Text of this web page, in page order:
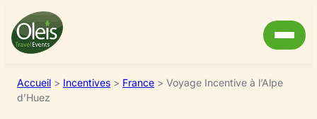
Accueil > Incentives > France > Voyage Incentive à l’Alpe
d’Huez